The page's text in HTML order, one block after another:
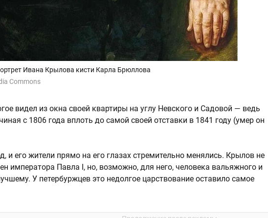
Ивана Крылова кисти Карла Брюллова
Commons
видел из окна своей квартиры на углу Невского и Садовой — ведь
с 1806 года вплоть до самой своей отставки в 1841 году (умер он
и его жители прямо на его глазах стремительно менялись. Крылов не
императора Павла I, но, возможно, для него, человека вальяжного и
У петербуржцев это недолгое царствование оставило самое